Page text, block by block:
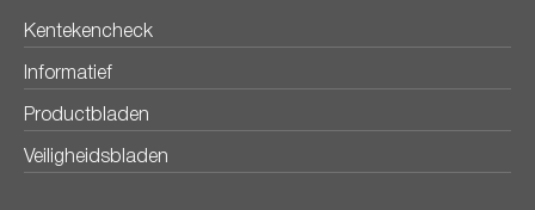
Kentekencheck
Informatief
Productbladen
Veiligheidsbladen